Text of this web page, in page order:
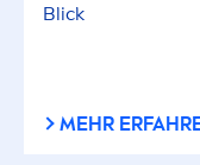
Blick
MEHR